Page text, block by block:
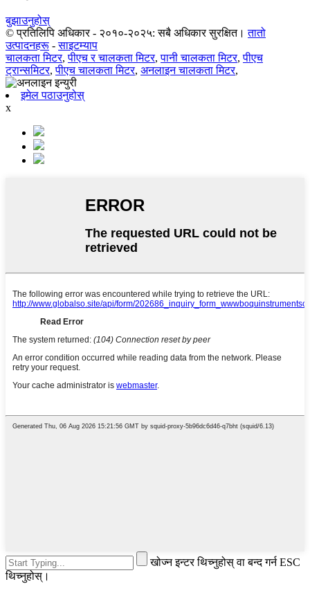
बुझाउनुहोस्
© प्रतिलिपि अधिकार - २०१०-२०२५: सबै अधिकार सुरक्षित। तातो
उत्पादनहरू -साइटम्याप
चालकता मिटर,पीएच र चालकता मिटर,पानी चालकता मिटर,पीएच
ट्रान्समिटर,पीएच चालकता मिटर, अनलाइन चालकता मिटर,
इमेल पठाउनुहोस्
x
खोज्न इन्टर थिच्नुहोस् वा बन्द गर्न ESC
थिच्नुहोस्।